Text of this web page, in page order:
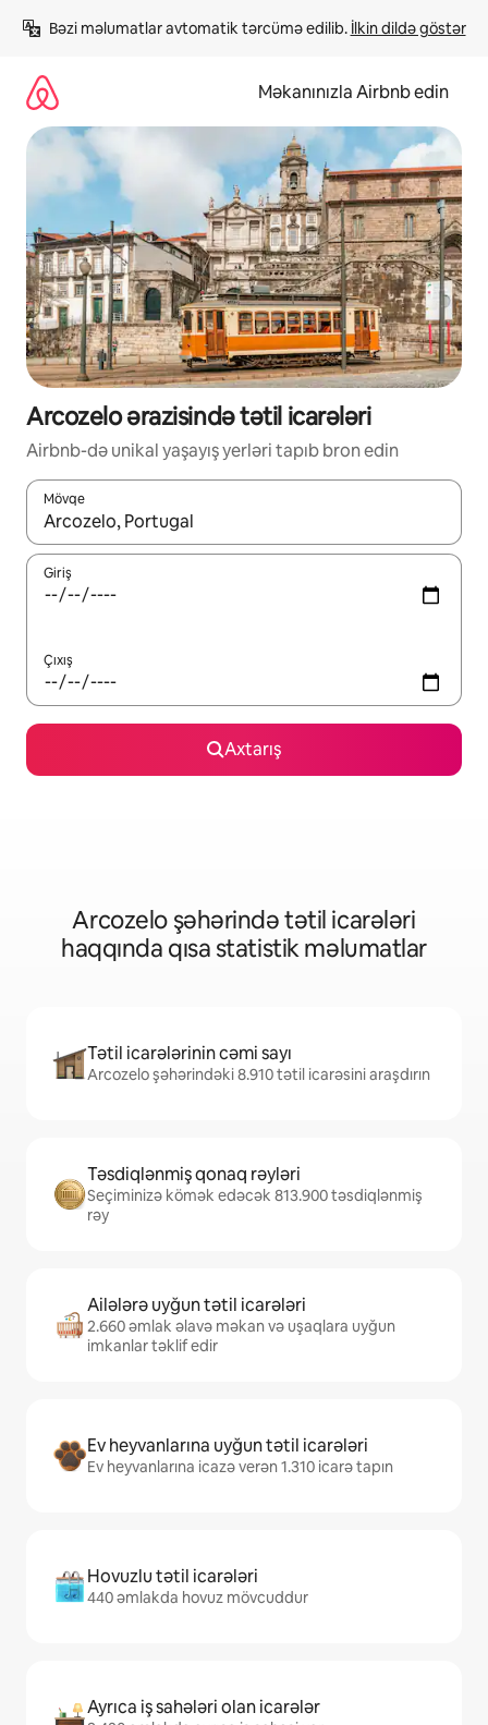
keç
Bəzi məlumatlar avtomatik tərcümə edilib. İlkin dildə göstər
Məkanınızla Airbnb edin
Arcozelo ərazisində tətil icarələri
Airbnb-də unikal yaşayış yerləri tapıb bron edin
Mövqe
Nəticələr varsa, yuxarı və aşağı ox düymələri ilə naviqasiya
Giriş
Çıxış
Axtarış
Arcozelo şəhərində tətil icarələri
haqqında qısa statistik məlumatlar
Tətil icarələrinin cəmi sayı
Arcozelo şəhərindəki 8.910 tətil icarəsini araşdırın
Təsdiqlənmiş qonaq rəyləri
Seçiminizə kömək edəcək 813.900 təsdiqlənmiş
rəy
Ailələrə uyğun tətil icarələri
2.660 əmlak əlavə məkan və uşaqlara uyğun
imkanlar təklif edir
Ev heyvanlarına uyğun tətil icarələri
Ev heyvanlarına icazə verən 1.310 icarə tapın
Hovuzlu tətil icarələri
440 əmlakda hovuz mövcuddur
Ayrıca iş sahələri olan icarələr